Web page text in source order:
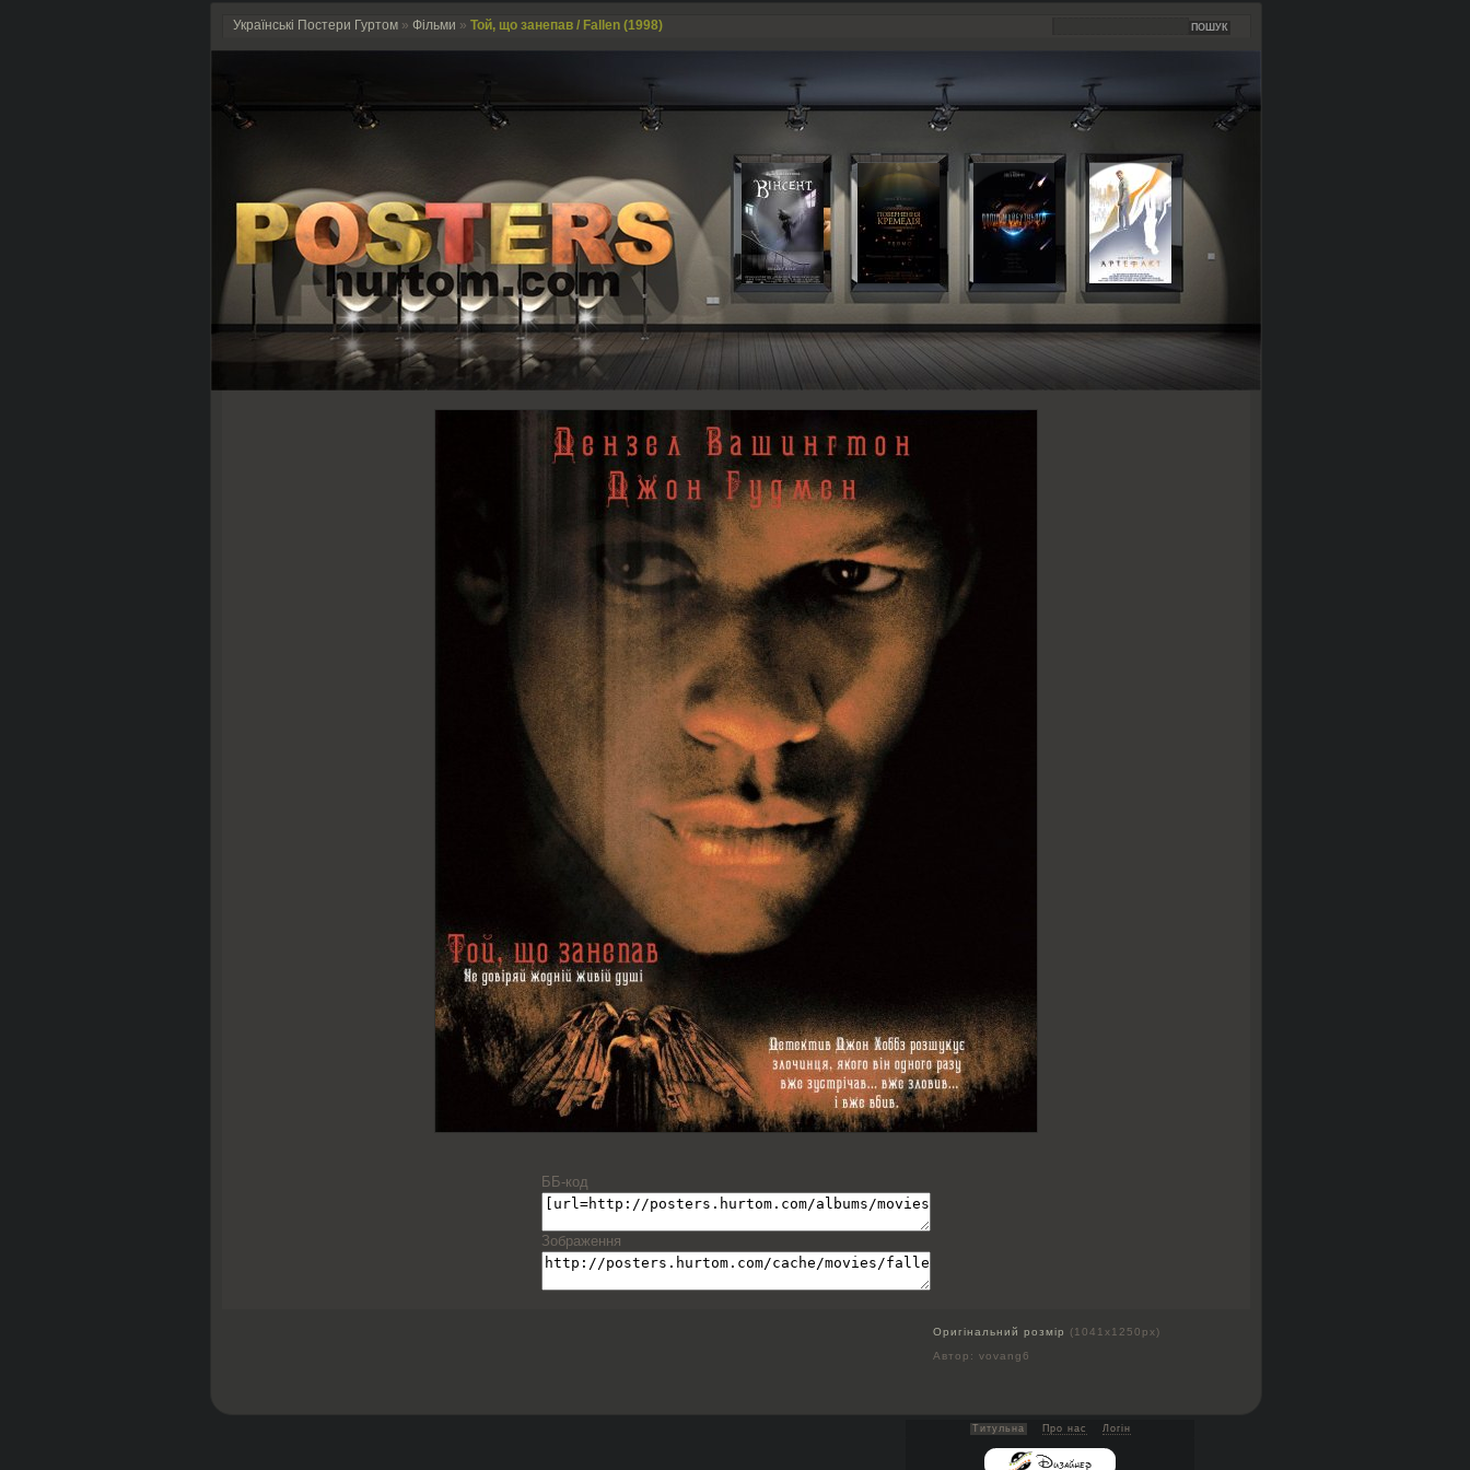
Українські Постери Гуртом » Фільми » Той, що занепав / Fallen (1998)
ББ-код
Зображення
Оригінальний розмір
(1041x1250px)
Автор: vovang6
Титульна Про нас Логін